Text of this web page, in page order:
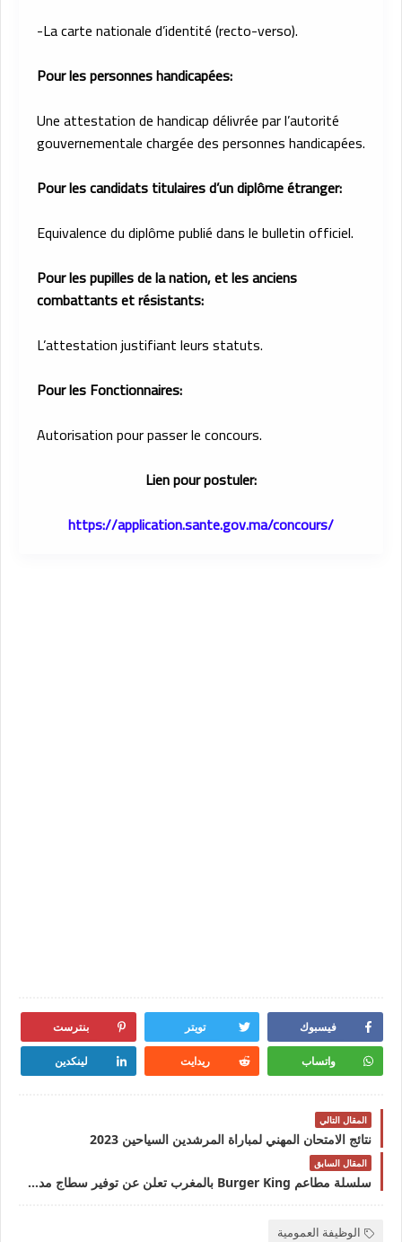
-La carte nationale d’identité (recto-verso).
Pour les personnes handicapées:
Une attestation de handicap délivrée par l’autorité
gouvernementale chargée des personnes handicapées.
Pour les candidats titulaires d’un diplôme étranger:
Equivalence du diplôme publié dans le bulletin officiel.
Pour les pupilles de la nation, et les anciens
combattants et résistants:
L’attestation justifiant leurs statuts.
Pour les Fonctionnaires:
Autorisation pour passer le concours.
Lien pour postuler:
https://application.sante.gov.ma/concours/
فيسبوك تويتر بنترست
واتساب ريدايت لينكدين
المقال التالي
نتائج الامتحان المهني لمباراة المرشدين السياحين 2023
المقال السابق
سلسلة مطاعم Burger King بالمغرب تعلن عن توفير سطاج مدفوع الاجر 2023
الوظيفة العمومية